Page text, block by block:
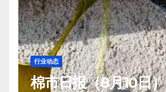
行业动态
棉市日报（8月10日）